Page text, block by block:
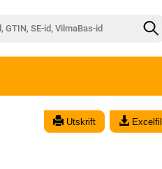
Utskrift Excelfil